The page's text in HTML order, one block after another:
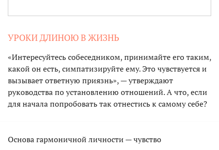
УРОКИ ДЛИНОЮ В ЖИЗНЬ
«Интересуйтесь собеседником, принимайте его таким,
какой он есть, симпатизируйте ему. Это чувствуется и
вызывает ответную приязнь», — утверждают
руководства по установлению отношений. А что, если
для начала попробовать так отнестись к самому себе?
Основа гармоничной личности — чувство